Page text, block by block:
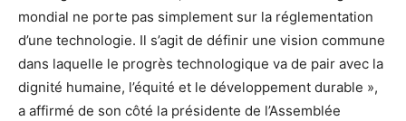
mondial ne porte pas simplement sur la réglementation
d’une technologie. Il s’agit de définir une vision commune
dans laquelle le progrès technologique va de pair avec la
dignité humaine, l’équité et le développement durable »,
a affirmé de son côté la présidente de l’Assemblée